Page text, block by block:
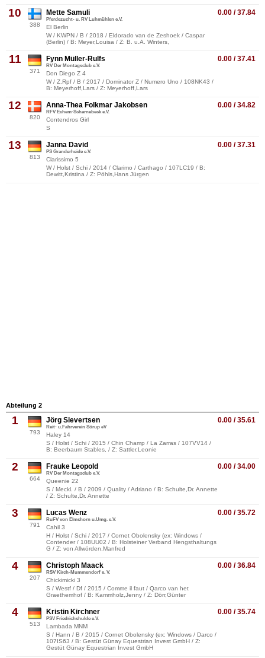
10
388
0.00 / 37.84
Mette Samuli
Pferdezucht- u. RV Luhmühlen e.V.
El Berlin
W / KWPN / B / 2018 / Eldorado van de Zeshoek / Caspar
(Berlin) / B: Meyer,Louisa / Z: B. u.A. Winters,
11
371
0.00 / 37.41
Fynn Müller-Rulfs
RV Der Montagsclub e.V.
Don Diego Z 4
W / Z.Rpf / B / 2017 / Dominator Z / Numero Uno / 108NK43 /
B: Meyerhoff,Lars / Z: Meyerhoff,Lars
12
820
0.00 / 34.82
Anna-Thea Folkmar Jakobsen
RFV Echem-Scharnebeck e.V.
Contendros Girl
S
13
813
0.00 / 37.31
Janna David
PS Granderheide e.V.
Clarissimo 5
W / Holst / Schi / 2014 / Clarimo / Carthago / 107LC19 / B:
Dewitt,Kristina / Z: Pöhls,Hans Jürgen
Abteilung 2
1
793
0.00 / 35.61
Jörg Sievertsen
Reit- u.Fahrverein Sörup eV
Haley 14
S / Holst / Schi / 2015 / Chin Champ / La Zarras / 107VV14 /
B: Beerbaum Stables, / Z: Sattler,Leonie
2
664
0.00 / 34.00
Frauke Leopold
RV Der Montagsclub e.V.
Queenie 22
S / Meckl. / B / 2009 / Quality / Adriano / B: Schulte,Dr. Annette
/ Z: Schulte,Dr. Annette
3
791
0.00 / 35.72
Lucas Wenz
RuFV von Elmshorn u.Umg. e.V.
Cahil 3
H / Holst / Schi / 2017 / Cornet Obolensky (ex: Windows /
Contender / 108UU02 / B: Holsteiner Verband Hengsthaltungs
G / Z: von Allwörden,Manfred
4
207
0.00 / 36.84
Christoph Maack
RSV Kirch-Mummendorf e. V.
Chickimicki 3
S / Westf / Df / 2015 / Comme il faut / Qarco van het
Graethemhof / B: Kammholz,Jenny / Z: Dörr,Günter
4
513
0.00 / 35.74
Kristin Kirchner
PSV Friedrichshulde e.V.
Lambada MNM
S / Hann / B / 2015 / Cornet Obolensky (ex: Windows / Darco /
107IS63 / B: Gestüt Günay Equestrian Invest GmbH / Z:
Gestüt Günay Equestrian Invest GmbH